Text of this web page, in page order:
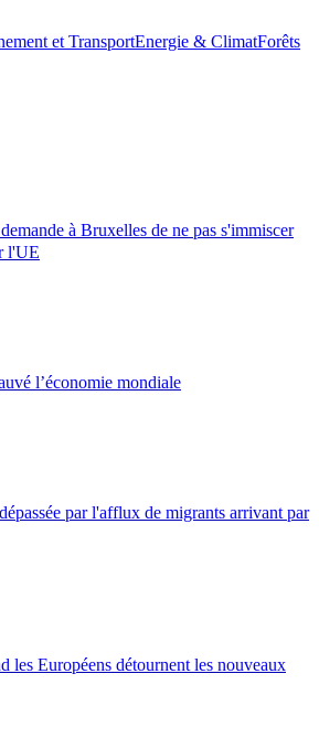
et TransportEnergie & ClimatForêts
à Bruxelles de ne pas s'immiscer
l'UE
l’économie mondiale
par l'afflux de migrants arrivant par
les Européens détournent les nouveaux